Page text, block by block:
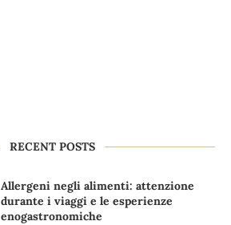
RECENT POSTS
Allergeni negli alimenti: attenzione
durante i viaggi e le esperienze
enogastronomiche